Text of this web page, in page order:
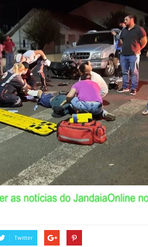
Twitter